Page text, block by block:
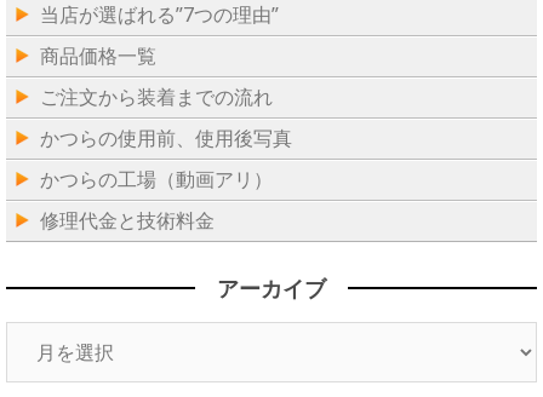
当店が選ばれる”7つの理由”
商品価格一覧
ご注文から装着までの流れ
かつらの使用前、使用後写真
かつらの工場（動画アリ）
修理代金と技術料金
アーカイブ